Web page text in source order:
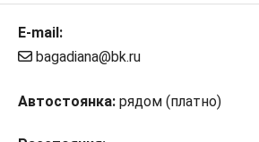
E-mail:
bagadiana@bk.ru
Автостоянка: рядом (платно)